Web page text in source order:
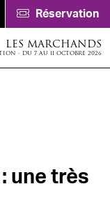
Réservation
LES MARCHANDS
- DU 7 AU 11 OCTOBRE 2026
une très